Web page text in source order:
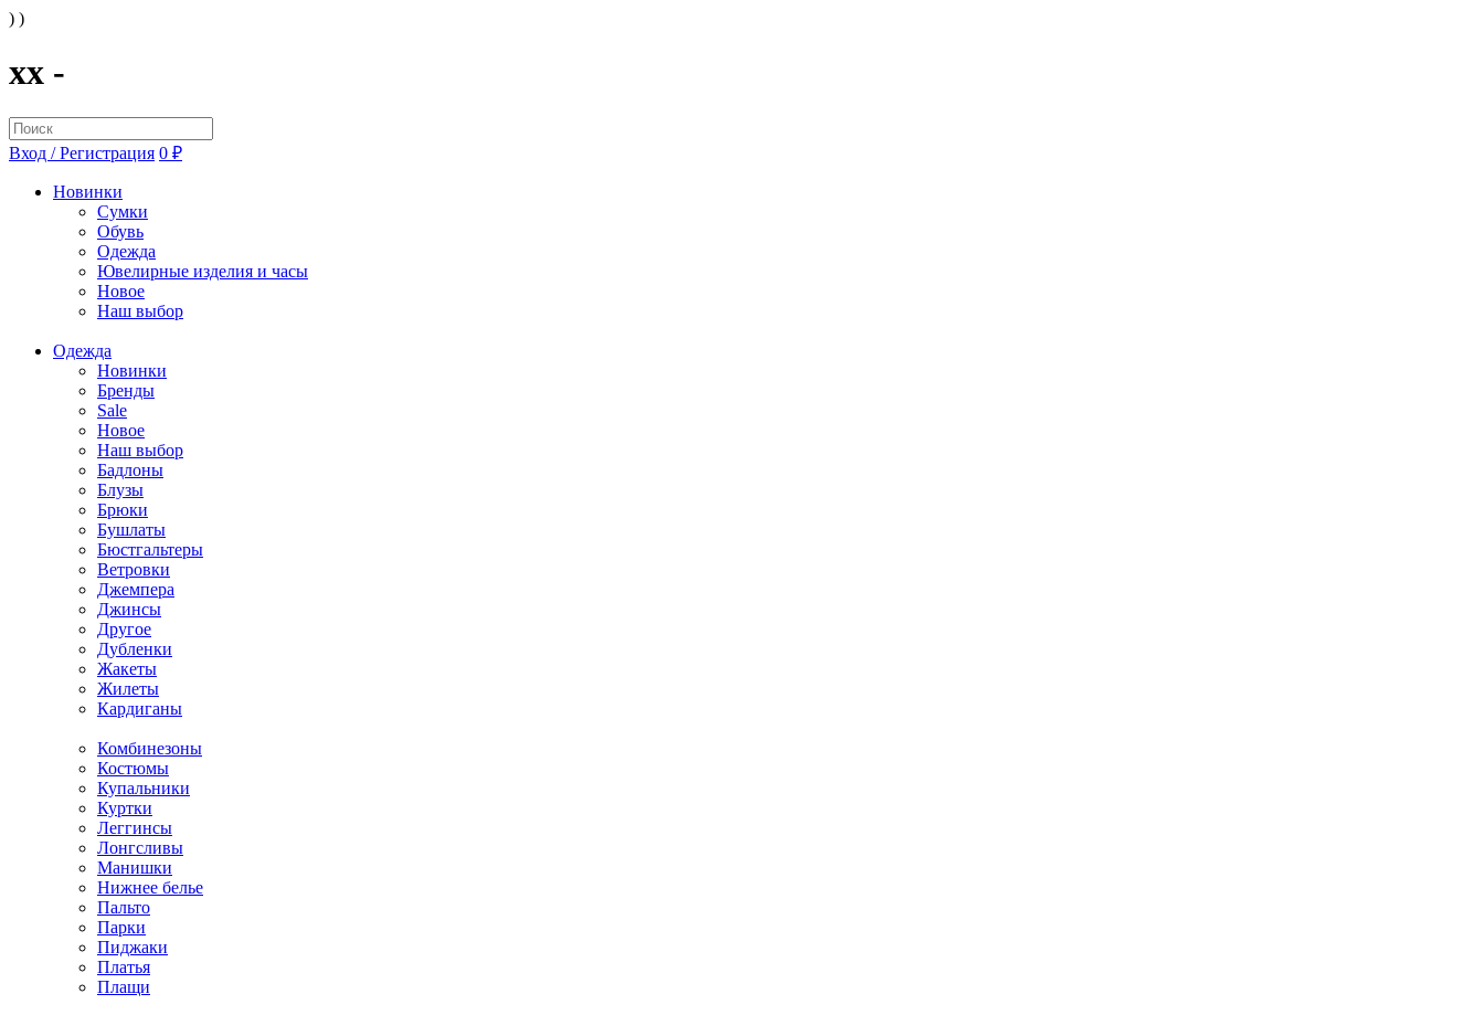
) )
xx -
Вход / Регистрация 0 ₽
Новинки
Сумки
Обувь
Одежда
Ювелирные изделия и часы
Новое
Наш выбор
Одежда
Новинки
Бренды
Sale
Новое
Наш выбор
Бадлоны
Блузы
Брюки
Бушлаты
Бюстгальтеры
Ветровки
Джемпера
Джинсы
Другое
Дубленки
Жакеты
Жилеты
Кардиганы
Комбинезоны
Костюмы
Купальники
Куртки
Леггинсы
Лонгсливы
Манишки
Нижнее белье
Пальто
Парки
Пиджаки
Платья
Плащи